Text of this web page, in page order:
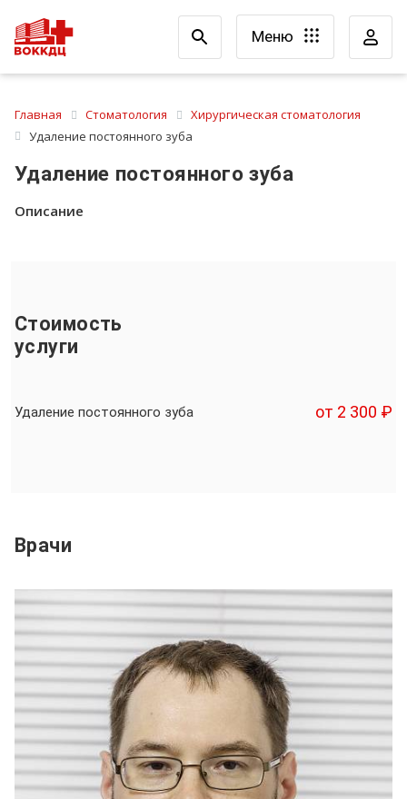
Меню
Главная Стоматология
Хирургическая стоматология
Удаление постоянного зуба
Удаление постоянного зуба
Описание
Стоимость
услуги
Удаление постоянного зуба от 2 300 ₽
Врачи